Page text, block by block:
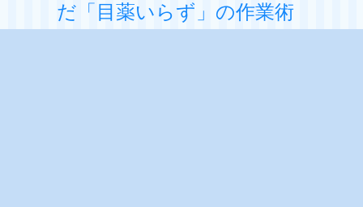
だ「目薬いらず」の作業術